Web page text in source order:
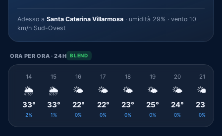
Adesso a Santa Caterina Villarmosa · umidità 29% · vento 10
km/h Sud-Ovest
ORA PER ORA · 24H BLEND
14
🌦️
33°
2%
15
🌦️
33°
1%
16
🌤️
22°
0%
17
🌤️
22°
0%
18
🌤️
23°
0%
19
🌤️
25°
0%
20
🌤️
24°
0%
21
🌤️
23°
0%